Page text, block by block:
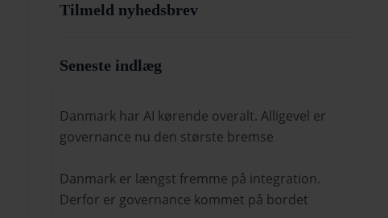
Tilmeld nyhedsbrev
Seneste indlæg
Danmark har AI kørende overalt. Alligevel er
governance nu den største bremse
Danmark er længst fremme på integration.
Derfor er governance kommet på bordet